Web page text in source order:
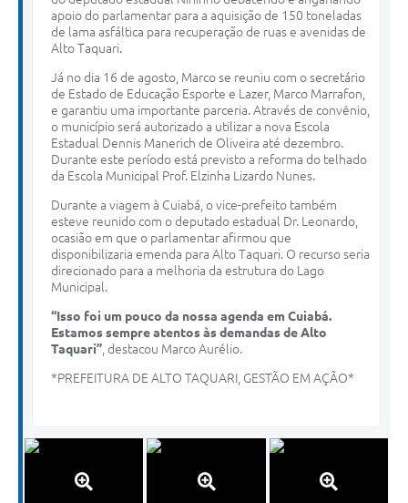
apoio do parlamentar para a aquisição de 150 toneladas
de lama asfáltica para recuperação de ruas e avenidas de
Alto Taquari.
Já no dia 16 de agosto, Marco se reuniu com o secretário
de Estado de Educação Esporte e Lazer, Marco Marrafon,
e garantiu uma importante parceria. Através de convênio,
o município será autorizado a utilizar a nova Escola
Estadual Dennis Manerich de Oliveira até dezembro.
Durante este período está previsto a reforma do telhado
da Escola Municipal Prof. Elzinha Lizardo Nunes.
Durante a viagem à Cuiabá, o vice-prefeito também
esteve reunido com o deputado estadual Dr. Leonardo,
ocasião em que o parlamentar afirmou que
disponibilizaria emenda para Alto Taquari. O recurso seria
direcionado para a melhoria da estrutura do Lago
Municipal.
“Isso foi um pouco da nossa agenda em Cuiabá.
Estamos sempre atentos às demandas de Alto
Taquari” , destacou Marco Aurélio.
*PREFEITURA DE ALTO TAQUARI, GESTÃO EM AÇÃO*